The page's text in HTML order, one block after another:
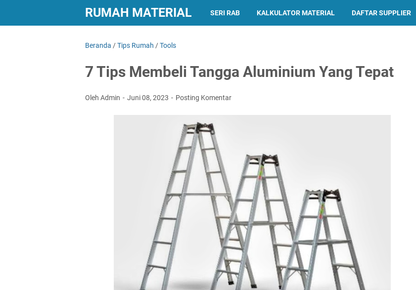
RUMAH MATERIAL SERI RAB KALKULATOR MATERIAL DAFTAR SUPPLIER
Beranda /Tips Rumah /Tools
7 Tips Membeli Tangga Aluminium Yang Tepat
Oleh Admin Juni 08, 2023 Posting Komentar